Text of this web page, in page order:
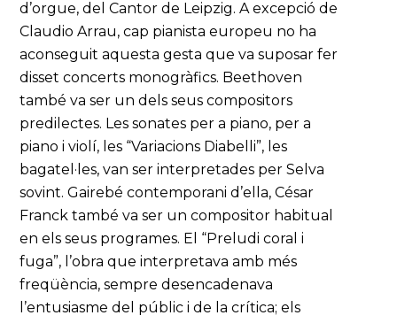
d’orgue, del Cantor de Leipzig. A excepció de
Claudio Arrau, cap pianista europeu no ha
aconseguit aquesta gesta que va suposar fer
disset concerts monogràfics. Beethoven
també va ser un dels seus compositors
predilectes. Les sonates per a piano, per a
piano i violí, les “Variacions Diabelli”, les
bagatel·les, van ser interpretades per Selva
sovint. Gairebé contemporani d’ella, César
Franck també va ser un compositor habitual
en els seus programes. El “Preludi coral i
fuga”, l’obra que interpretava amb més
freqüència, sempre desencadenava
l’entusiasme del públic i de la crítica; els